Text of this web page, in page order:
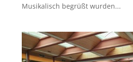
Musikalisch begrüßt wurden...